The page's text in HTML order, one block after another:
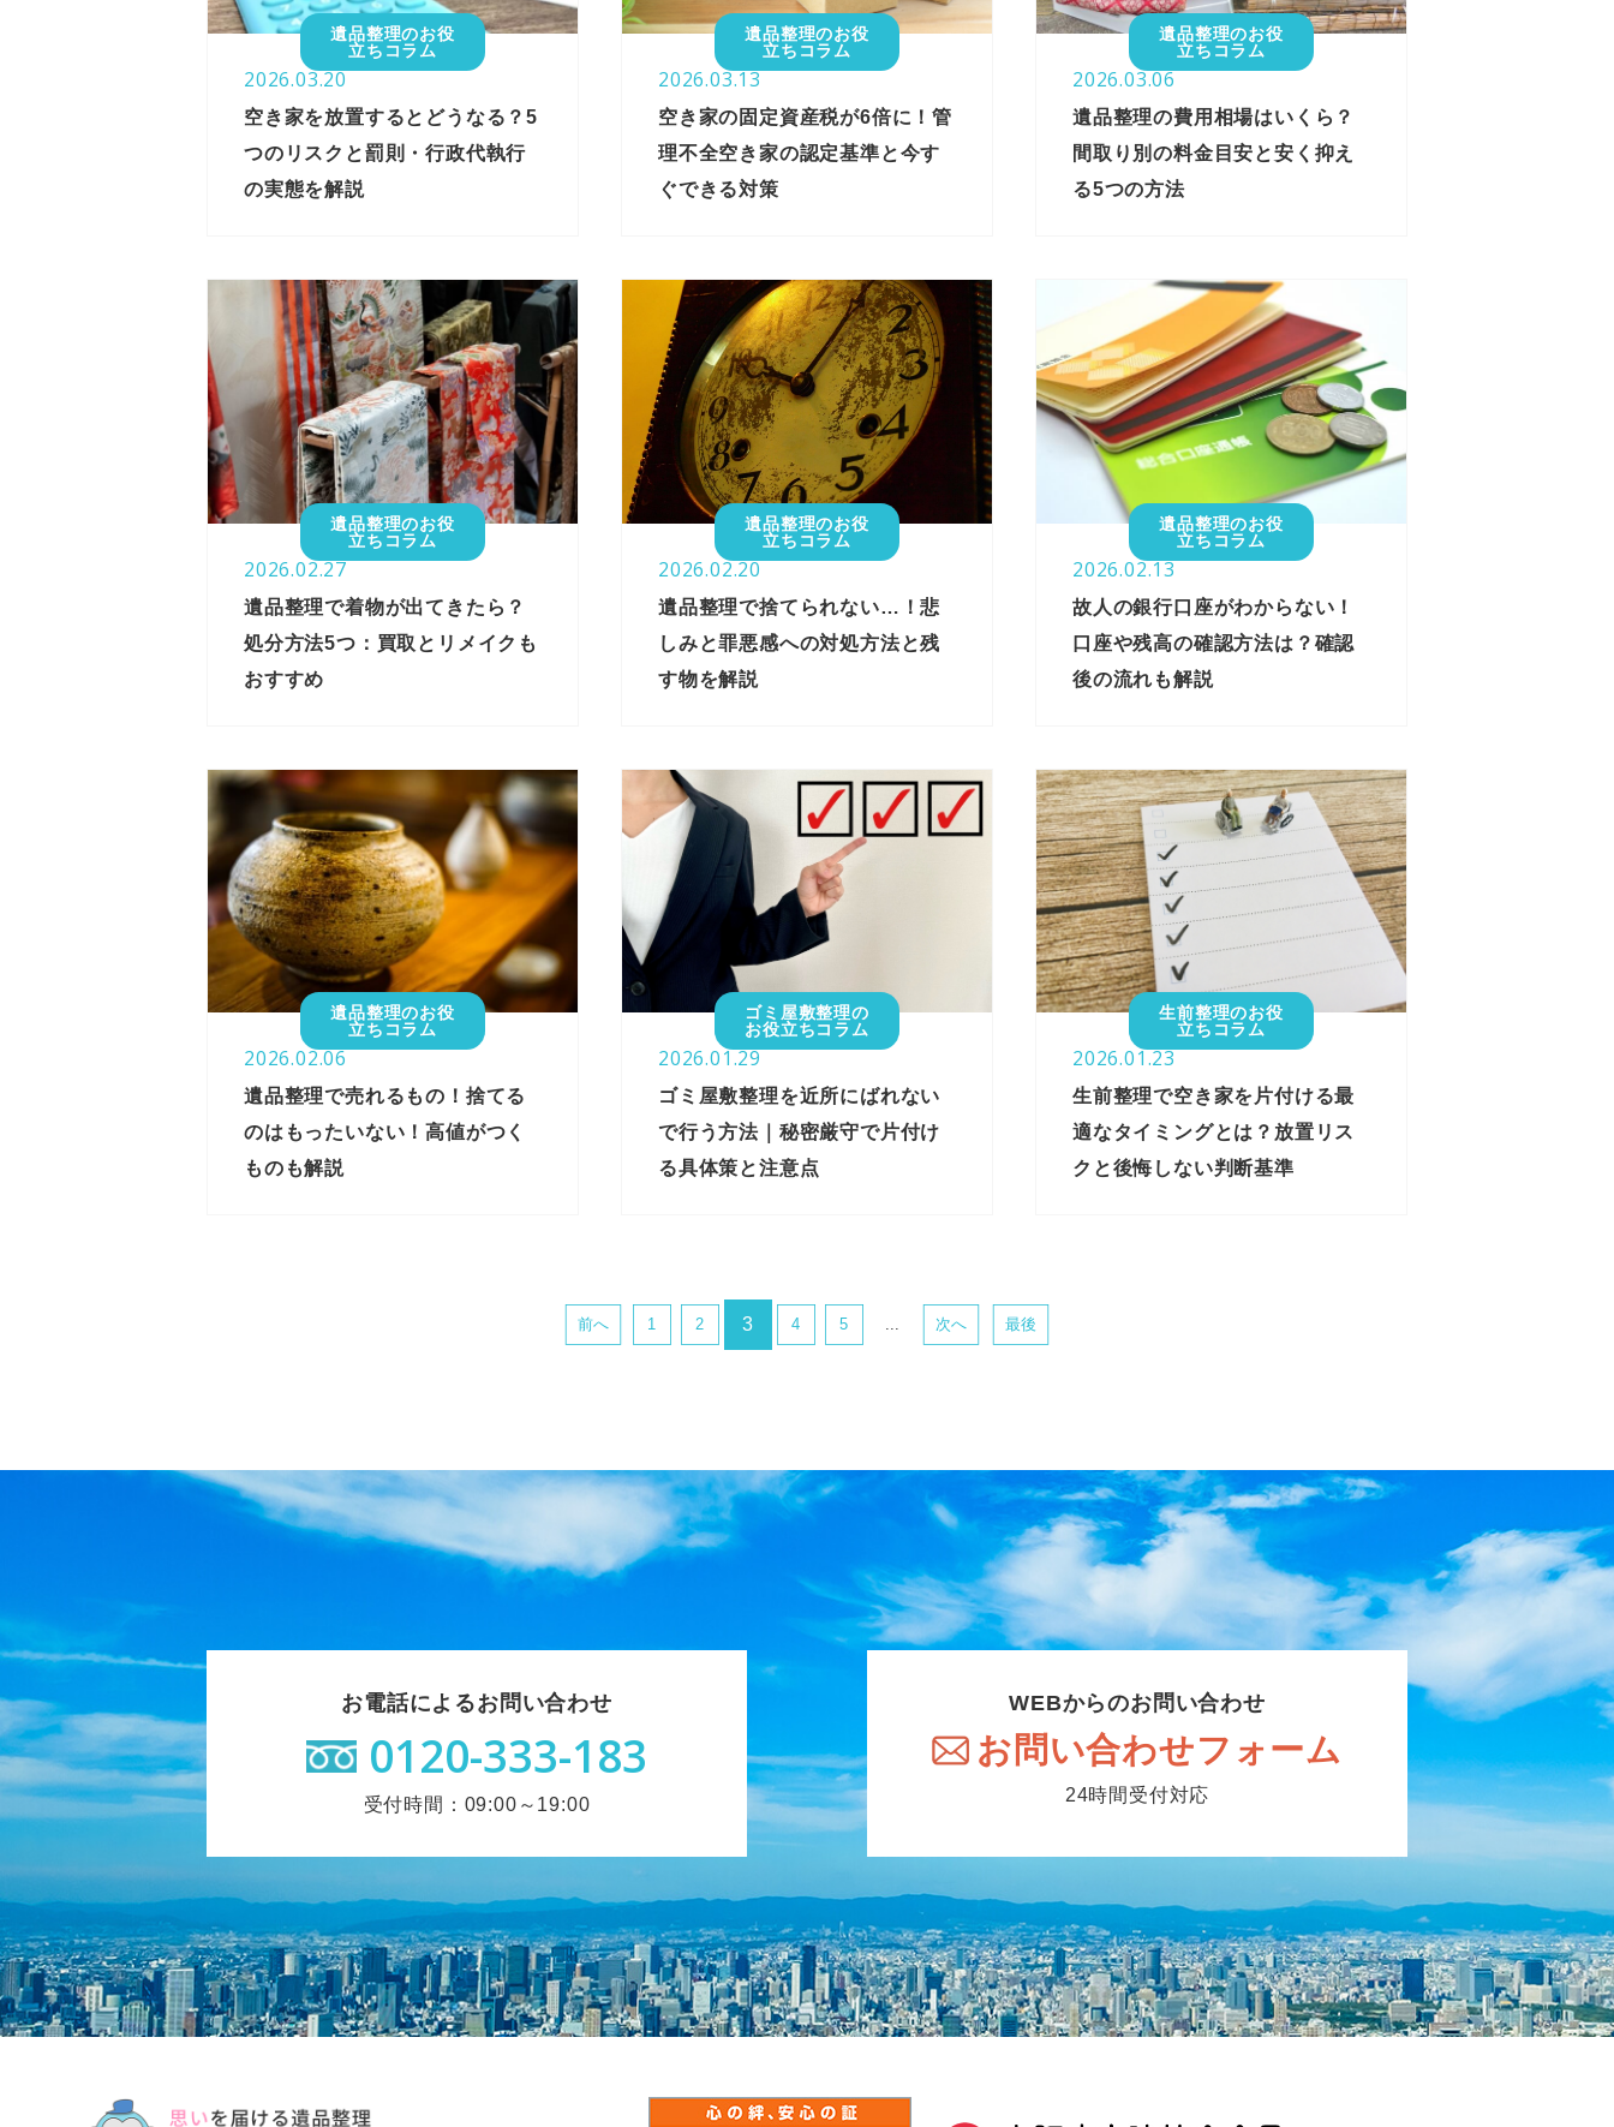
遺品整理のお役
立ちコラム
2026.03.20
空き家を放置するとどうなる？5
つのリスクと罰則・行政代執行
の実態を解説
遺品整理のお役
立ちコラム
2026.03.13
空き家の固定資産税が6倍に！管
理不全空き家の認定基準と今す
ぐできる対策
遺品整理のお役
立ちコラム
2026.03.06
遺品整理の費用相場はいくら？
間取り別の料金目安と安く抑え
る5つの方法
遺品整理のお役
立ちコラム
2026.02.27
遺品整理で着物が出てきたら？
処分方法5つ：買取とリメイクも
おすすめ
遺品整理のお役
立ちコラム
2026.02.20
遺品整理で捨てられない…！悲
しみと罪悪感への対処方法と残
す物を解説
遺品整理のお役
立ちコラム
2026.02.13
故人の銀行口座がわからない！
口座や残高の確認方法は？確認
後の流れも解説
遺品整理のお役
立ちコラム
2026.02.06
遺品整理で売れるもの！捨てる
のはもったいない！高値がつく
ものも解説
ゴミ屋敷整理の
お役立ちコラム
2026.01.29
ゴミ屋敷整理を近所にばれない
で行う方法｜秘密厳守で片付け
る具体策と注意点
生前整理のお役
立ちコラム
2026.01.23
生前整理で空き家を片付ける最
適なタイミングとは？放置リス
クと後悔しない判断基準
前へ 1 2 3 4 5 次へ 最後
お電話によるお問い合わせ
0120-333-183
受付時間：09:00～19:00
WEBからのお問い合わせ
お問い合わせフォーム
24時間受付対応